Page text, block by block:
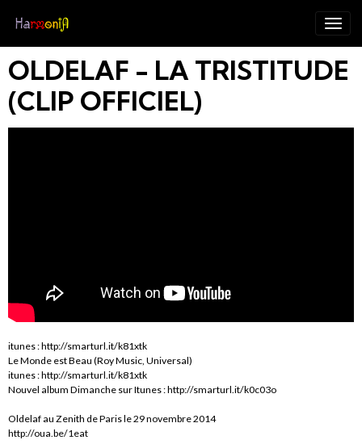
OLDELAF - LA TRISTITUDE
(CLIP OFFICIEL)
itunes : http://smarturl.it/k81xtk
Le Monde est Beau (Roy Music, Universal)
itunes : http://smarturl.it/k81xtk
Nouvel album Dimanche sur Itunes : http://smarturl.it/k0c03o
Oldelaf au Zenith de Paris le 29 novembre 2014
http://oua.be/1eat